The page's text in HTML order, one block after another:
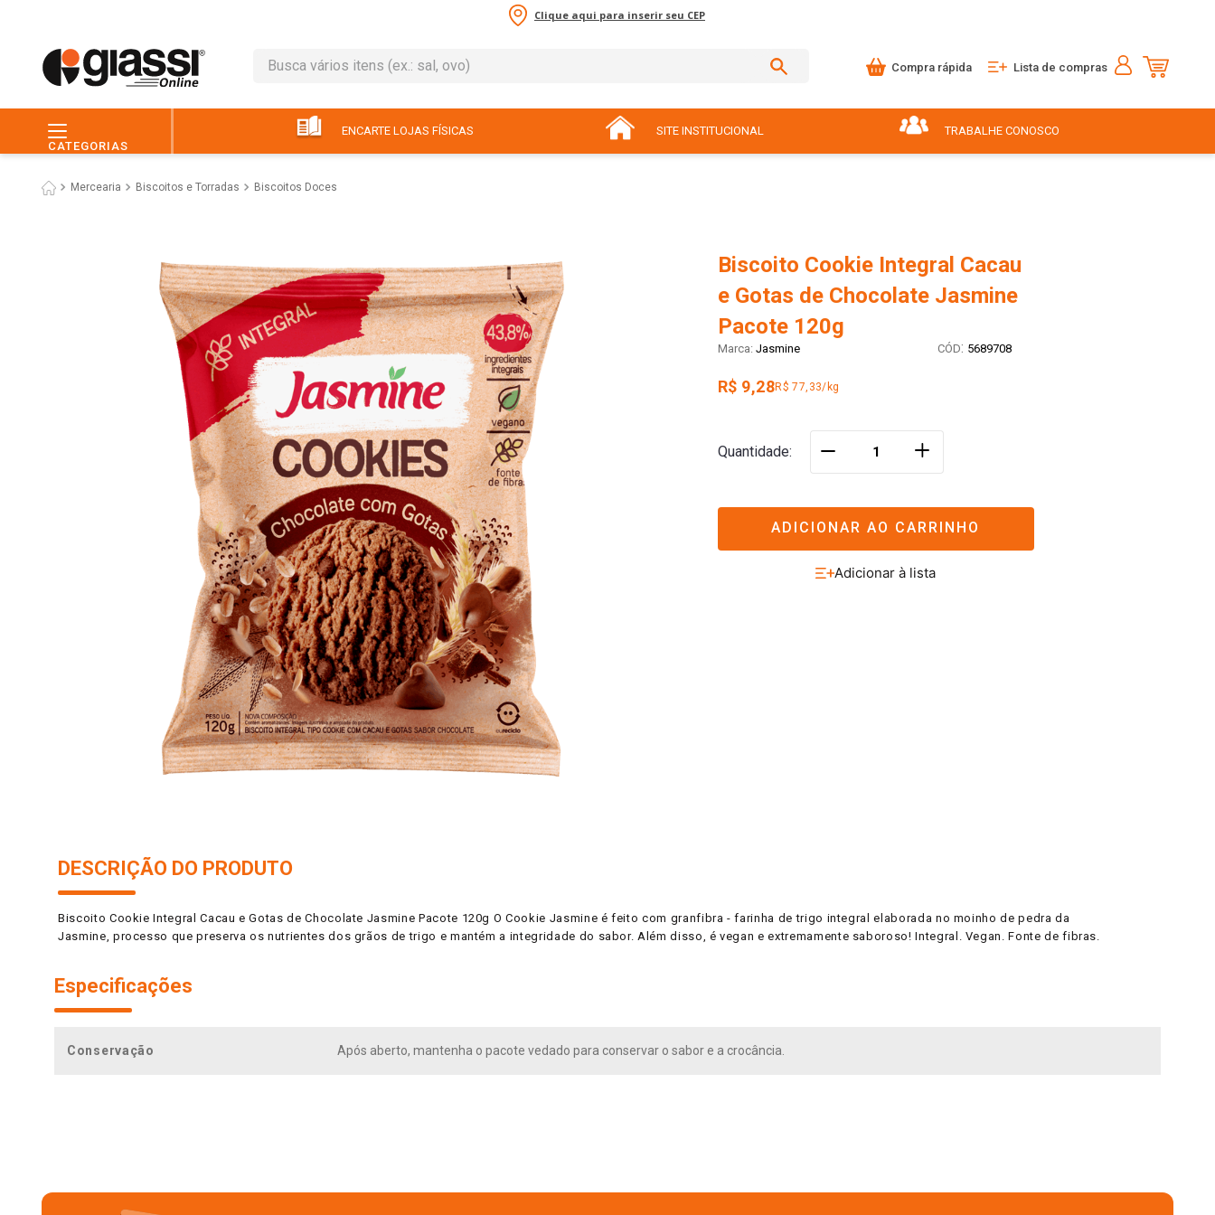
Clique aqui para inserir seu CEP
Busca vários itens (ex.: sal, ovo)
Compra rápida Lista de compras
CATEGORIAS
ENCARTE LOJAS FÍSICAS SITE INSTITUCIONAL TRABALHE CONOSCO
Mercearia Biscoitos e Torradas Biscoitos Doces
Biscoito Cookie Integral Cacau
e Gotas de Chocolate Jasmine
Pacote 120g
Jasmine : 5689708
R$ 9,28R$ 77,33/kg
Quantidade ＋
ADICIONAR AO CARRINHO
DESCRIÇÃO DO PRODUTO
Biscoito Cookie Integral Cacau e Gotas de Chocolate Jasmine Pacote 120g O Cookie Jasmine é feito com granfibra - farinha de trigo integral elaborada no moinho de pedra da
Jasmine, processo que preserva os nutrientes dos grãos de trigo e mantém a integridade do sabor. Além disso, é vegan e extremamente saboroso! Integral. Vegan. Fonte de fibras.
Especificações
Conservação Após aberto, mantenha o pacote vedado para conservar o sabor e a crocância.
leite
3º queijo
6º chocolate
7º ovo
iogurte
macarrão
10º